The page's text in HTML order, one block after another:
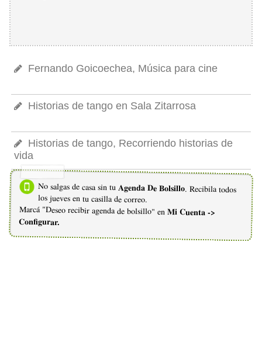
Fernando Goicoechea, Música para cine
Historias de tango en Sala Zitarrosa
Historias de tango, Recorriendo historias de
vida
No salgas de casa sin tu Agenda De Bolsillo. Recibila todos
los jueves en tu casilla de correo.
Marcá "Deseo recibir agenda de bolsillo" en Mi Cuenta ->
Configurar.